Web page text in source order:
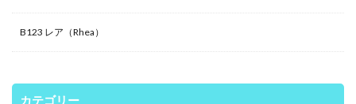
B123 レア（Rhea）
カテゴリー